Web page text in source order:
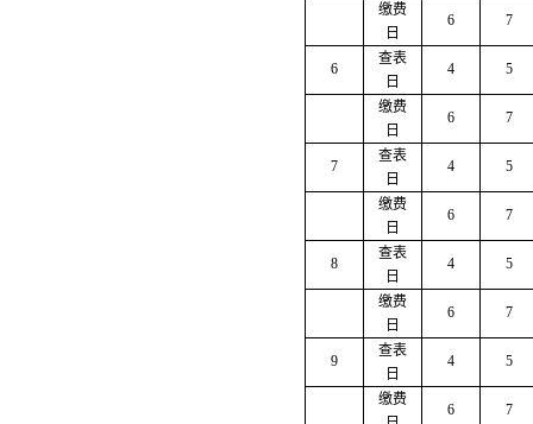
缴费
日
6 7
6
查表
日
4 5
缴费
日
6 7
7
查表
日
4 5
缴费
日
6 7
8
查表
日
4 5
缴费
日
6 7
9
查表
日
4 5
缴费
6 7